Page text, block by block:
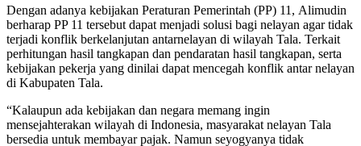
Dengan adanya kebijakan Peraturan Pemerintah (PP) 11, Alimudin
berharap PP 11 tersebut dapat menjadi solusi bagi nelayan agar tidak
terjadi konflik berkelanjutan antarnelayan di wilayah Tala. Terkait
perhitungan hasil tangkapan dan pendaratan hasil tangkapan, serta
kebijakan pekerja yang dinilai dapat mencegah konflik antar nelayan
di Kabupaten Tala.
“Kalaupun ada kebijakan dan negara memang ingin
mensejahterakan wilayah di Indonesia, masyarakat nelayan Tala
bersedia untuk membayar pajak. Namun seyogyanya tidak